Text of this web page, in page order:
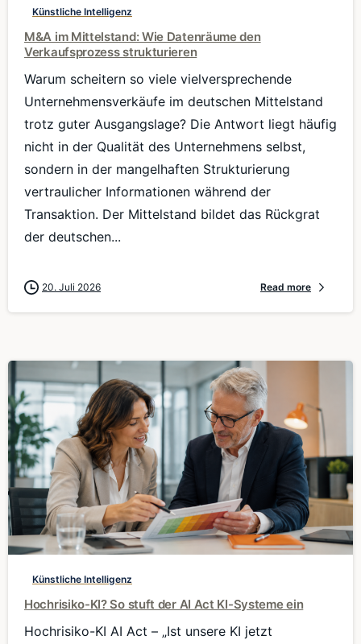
Künstliche Intelligenz
M&A im Mittelstand: Wie Datenräume den
Verkaufsprozess strukturieren
Warum scheitern so viele vielversprechende
Unternehmensverkäufe im deutschen Mittelstand
trotz guter Ausgangslage? Die Antwort liegt häufig
nicht in der Qualität des Unternehmens selbst,
sondern in der mangelhaften Strukturierung
vertraulicher Informationen während der
Transaktion. Der Mittelstand bildet das Rückgrat
der deutschen...
20. Juli 2026 Read more
Künstliche Intelligenz
Hochrisiko-KI? So stuft der AI Act KI-Systeme ein
Hochrisiko-KI AI Act – „Ist unsere KI jetzt